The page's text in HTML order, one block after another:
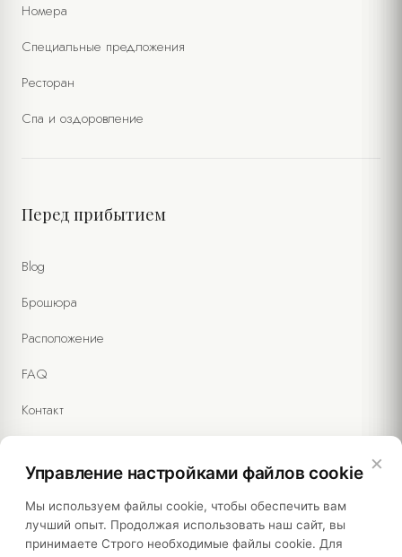
Номера
Специальные предложения
Ресторан
Спа и оздоровление
Перед прибытием
Blog
Брошюра
Расположение
FAQ
Контакт
Правовая информация
×
Управление настройками файлов cookie
Мы используем файлы cookie, чтобы обеспечить вам
лучший опыт. Продолжая использовать наш сайт, вы
принимаете Строго необходимые файлы cookie. Для